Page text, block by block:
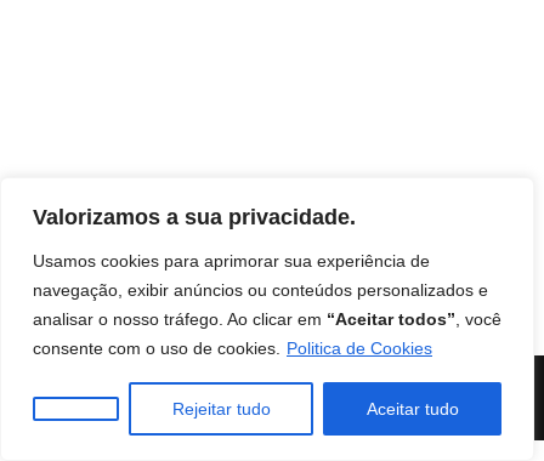
Valorizamos a sua privacidade.
Usamos cookies para aprimorar sua experiência de
navegação, exibir anúncios ou conteúdos personalizados e
analisar o nosso tráfego. Ao clicar em “Aceitar todos” , você
consente com o uso de cookies.
Politica de Cookies
Rejeitar tudo Aceitar tudo
Início Contato Termos de uso
Disclaimer
Política de Privacidade
Livro: Insights Ocultos do Reino
Instituto Mentes de Sucesso| Burilli